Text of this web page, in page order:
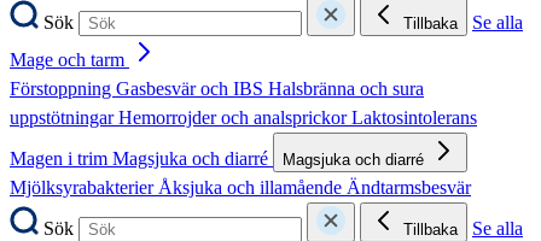
Sök
Tillbaka
Se alla
Mage och tarm
Förstoppning Gasbesvär och IBS Halsbränna och sura
uppstötningarHemorrojder och analsprickorLaktosintolerans
Magen i trim Magsjuka och diarré Magsjuka och diarré
MjölksyrabakterierÅksjuka och illamående Ändtarmsbesvär
Sök
Tillbaka
Se alla